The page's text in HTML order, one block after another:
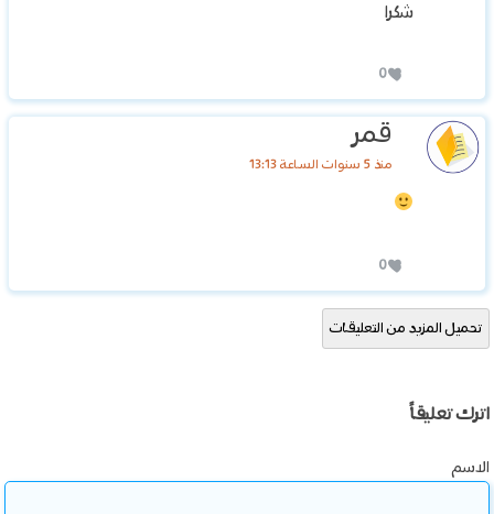
شكرا
0
قمر
منذ 5 سنوات الساعة 13:13
0
تحميل المزيد من التعليقات
اترك تعليقاً
الاسم